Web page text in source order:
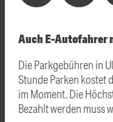
Auch E-Autofahrer
Die Parkgebühren in
Stunde Parken kostet
im Moment. Die
Bezahlt werden muss